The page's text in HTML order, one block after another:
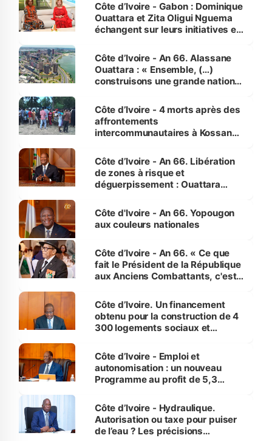
Côte d’Ivoire - Gabon : Dominique
Ouattara et Zita Oligui Nguema
échangent sur leurs initiatives en
enfants
Côte d’Ivoire - An 66. Alassane
Ouattara : « Ensemble, (…)
construisons une grande nation
générations futures »
Côte d’Ivoire - 4 morts après des
affrontements
intercommunautaires à Kossandji
milieu des sinistrés
Côte d’Ivoire - An 66. Libération
de zones à risque et
déguerpissement : Ouattara
l'Etat de droit pour préserver les
vies humaines »
Côte d'Ivoire - An 66. Yopougon
aux couleurs nationales
Côte d’Ivoire - An 66. « Ce que
fait le Président de la République
aux Anciens Combattants, c'est
Côte d’Ivoire. Un financement
obtenu pour la construction de 4
300 logements sociaux et
et Yamoussoukro
Côte d’Ivoire - Emploi et
autonomisation : un nouveau
Programme au profit de 5,3
Côte d’Ivoire - Hydraulique.
Autorisation ou taxe pour puiser
de l’eau ? Les précisions